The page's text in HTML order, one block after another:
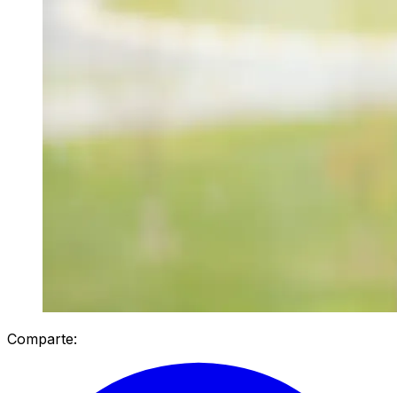
Comparte: